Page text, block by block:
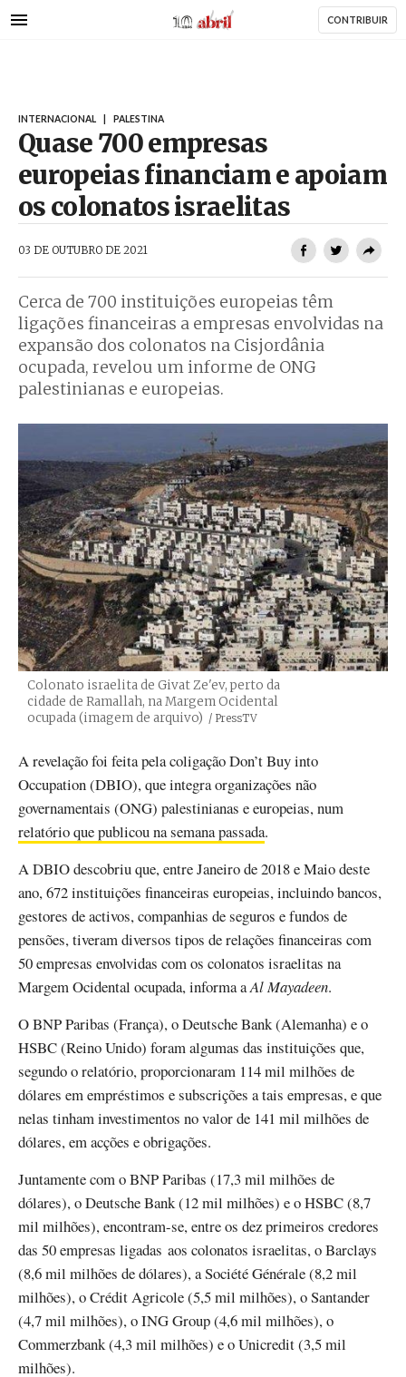
para
AbrilAbril CONTRIBUIR
INTERNACIONAL PALESTINA
Quase 700 empresas
europeias financiam e apoiam
os colonatos israelitas
03 DE OUTUBRO DE 2021
Cerca de 700 instituições europeias têm
ligações financeiras a empresas envolvidas na
expansão dos colonatos na Cisjordânia
ocupada, revelou um informe de ONG
palestinianas e europeias.
Colonato israelita de Givat Ze'ev, perto da
cidade de Ramallah, na Margem Ocidental
ocupada (imagem de arquivo) Créditos
/ PressTV
A revelação foi feita pela coligação Don’t Buy into
Occupation (DBIO), que integra organizações não
governamentais (ONG) palestinianas e europeias, num
relatório que publicou na semana passada.
A DBIO descobriu que, entre Janeiro de 2018 e Maio deste
ano, 672 instituições financeiras europeias, incluindo bancos,
gestores de activos, companhias de seguros e fundos de
pensões, tiveram diversos tipos de relações financeiras com
50 empresas envolvidas com os colonatos israelitas na
Margem Ocidental ocupada, informa aAl Mayadeen.
O BNP Paribas (França), o Deutsche Bank (Alemanha) e o
HSBC (Reino Unido) foram algumas das instituições que,
segundo o relatório, proporcionaram 114 mil milhões de
dólares em empréstimos e subscrições a tais empresas, e que
nelas tinham investimentos no valor de 141 mil milhões de
dólares, em acções e obrigações.
Juntamente com o BNP Paribas (17,3 mil milhões de
dólares), o Deutsche Bank (12 mil milhões) e o HSBC (8,7
mil milhões), encontram-se, entre os dez primeiros credores
das 50 empresas ligadas aos colonatos israelitas, o Barclays
(8,6 mil milhões de dólares), a Société Générale (8,2 mil
milhões), o Crédit Agricole (5,5 mil milhões), o Santander
(4,7 mil milhões), o ING Group (4,6 mil milhões), o
Commerzbank (4,3 mil milhões) e o Unicredit (3,5 mil
milhões).